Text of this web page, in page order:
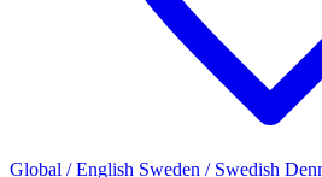
Global / English Sweden / Swedish